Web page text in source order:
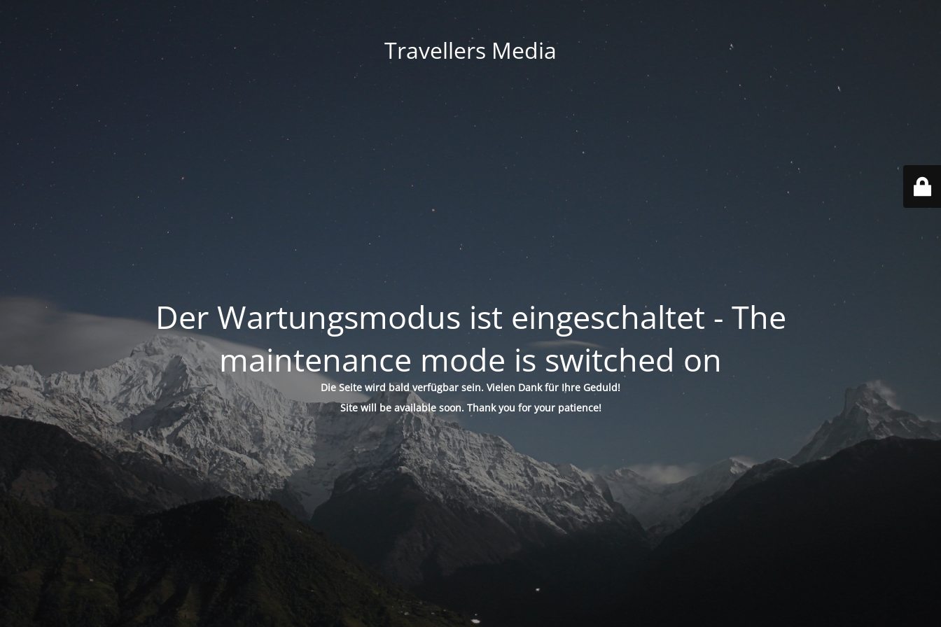
Travellers Media
Der Wartungsmodus ist eingeschaltet - The
maintenance mode is switched on
Die Seite wird bald verfügbar sein. Vielen Dank für Ihre Geduld!
Site will be available soon. Thank you for your patience!